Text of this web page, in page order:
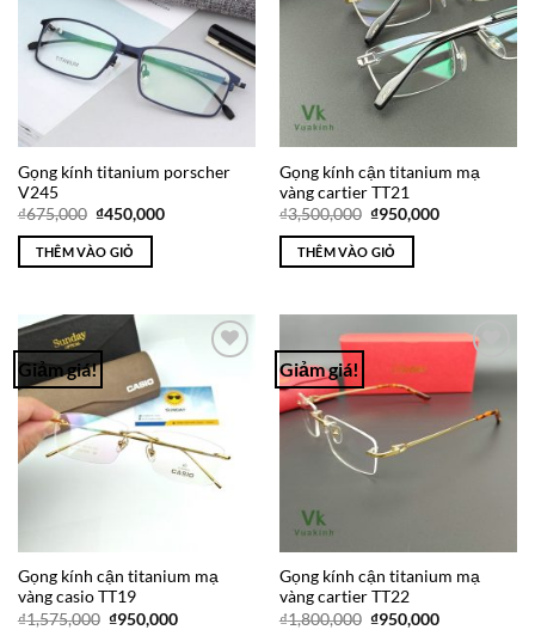
Gọng kính titanium porscher
V245
₫675,000 Giá
là:
₫675,000.
₫450,000Giá
THÊM VÀO GIỎ
Gọng kính cận titanium mạ
vàng cartier TT21
₫3,500,000 Giá
là:
₫3,500,000.
₫950,000Giá
THÊM VÀO GIỎ
Giảm giá!
Wishlist
Gọng kính cận titanium mạ
vàng casio TT19
₫1,575,000 Giá
₫950,000Giá
Giảm giá!
Add to
Wishlist
Gọng kính cận titanium mạ
vàng cartier TT22
₫1,800,000 Giá
₫950,000Giá